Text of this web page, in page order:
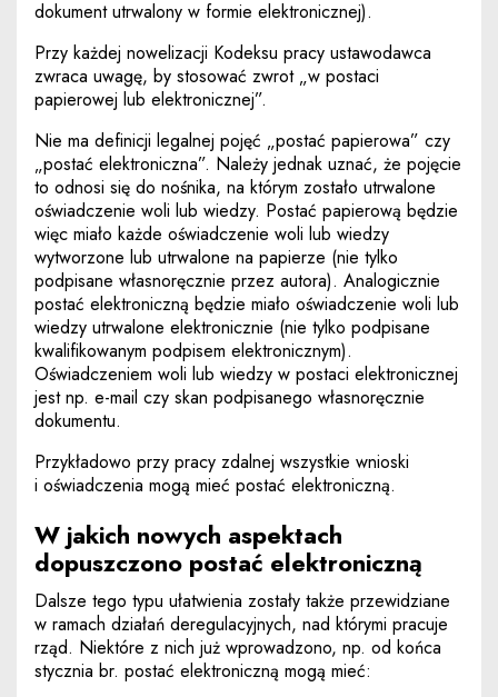
dokument utrwalony w formie elektronicznej).
Przy każdej nowelizacji Kodeksu pracy ustawodawca
zwraca uwagę, by stosować zwrot „w postaci
papierowej lub elektronicznej”.
Nie ma definicji legalnej pojęć „postać papierowa” czy
„postać elektroniczna”. Należy jednak uznać, że pojęcie
to odnosi się do nośnika, na którym zostało utrwalone
oświadczenie woli lub wiedzy. Postać papierową będzie
więc miało każde oświadczenie woli lub wiedzy
wytworzone lub utrwalone na papierze (nie tylko
podpisane własnoręcznie przez autora). Analogicznie
postać elektroniczną będzie miało oświadczenie woli lub
wiedzy utrwalone elektronicznie (nie tylko podpisane
kwalifikowanym podpisem elektronicznym).
Oświadczeniem woli lub wiedzy w postaci elektronicznej
jest np. e-mail czy skan podpisanego własnoręcznie
dokumentu.
Przykładowo przy pracy zdalnej wszystkie wnioski
i oświadczenia mogą mieć postać elektroniczną.
W jakich nowych aspektach
dopuszczono postać elektroniczną
Dalsze tego typu ułatwienia zostały także przewidziane
w ramach działań deregulacyjnych, nad którymi pracuje
rząd. Niektóre z nich już wprowadzono, np. od końca
stycznia br. postać elektroniczną mogą mieć: